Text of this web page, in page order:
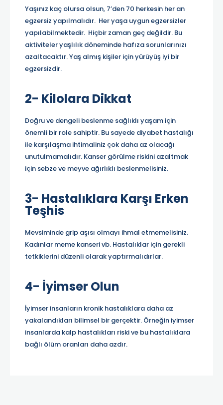
Yaşınız kaç olursa olsun, 7’den 70 herkesin her an
egzersiz yapılmalıdır. Her yaşa uygun egzersizler
yapılabilmektedir. Hiçbir zaman geç değildir. Bu
aktiviteler yaşlılık döneminde hafıza sorunlarınızı
azaltacaktır. Yaş almış kişiler için yürüyüş iyi bir
egzersizdir.
2- Kilolara Dikkat
Doğru ve dengeli beslenme sağlıklı yaşam için
önemli bir role sahiptir. Bu sayede diyabet hastalığı
ile karşılaşma ihtimaliniz çok daha az olacağı
unutulmamalıdır. Kanser görülme riskini azaltmak
için sebze ve meyve ağırlıklı beslenmelisiniz.
3- Hastalıklara Karşı Erken
Teşhis
Mevsiminde grip aşısı olmayı ihmal etmemelisiniz.
Kadınlar meme kanseri vb. Hastalıklar için gerekli
tetkiklerini düzenli olarak yaptırmalıdırlar.
4- İyimser Olun
İyimser insanların kronik hastalıklara daha az
yakalandıkları bilimsel bir gerçektir. Örneğin iyimser
insanlarda kalp hastalıkları riski ve bu hastalıklara
bağlı ölüm oranları daha azdır.